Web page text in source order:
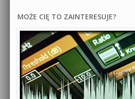
MOŻE CIĘ TO ZAINTERESUJE?